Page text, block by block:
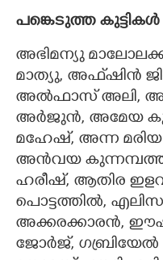
പങ്കെടുത്ത കുട്ടികൾ
അഭിമന്യു
മാത്യു, അഫ്‌ഷിൻ
അൽഫാസ് അലി,
അർജുൻ, അമേയ
മഹേഷ്, അന്ന
അൻവയ
ഹരീഷ്, ആതിര
പൊട്ടത്തിൽ,
അക്കരക്കാരൻ, ഈഷ
ജോർജ്,